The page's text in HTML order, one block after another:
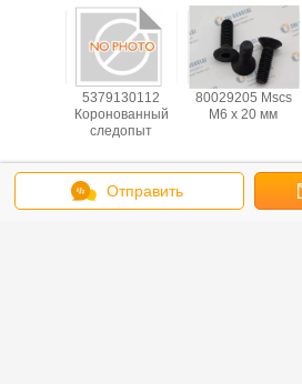
5379130112
Коронованный
следопыт
80029205 Mscs
M6 х 20 мм
Отправить
Измените язык